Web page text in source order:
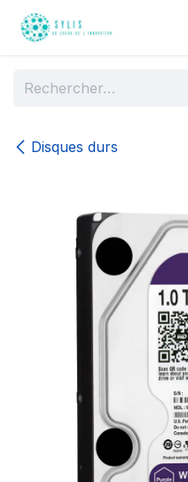
Se rendre au contenu
Disques durs